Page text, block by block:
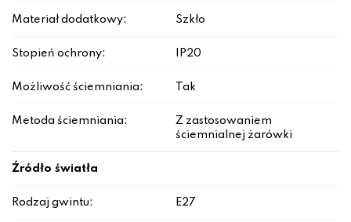
Materiał dodatkowy: Szkło
Stopień ochrony: IP20
Możliwość ściemniania: Tak
Metoda ściemniania:
Z zastosowaniem
ściemnialnej żarówki
Źródło światła
Rodzaj gwintu: E27